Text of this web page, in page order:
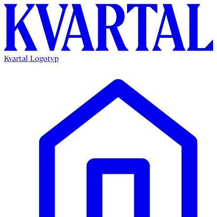
Kvartal Logotyp